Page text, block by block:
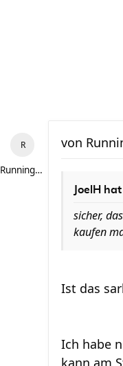
RunningNeele
von
JoelH
sicher,
kaufen
Ist das
Ich habe